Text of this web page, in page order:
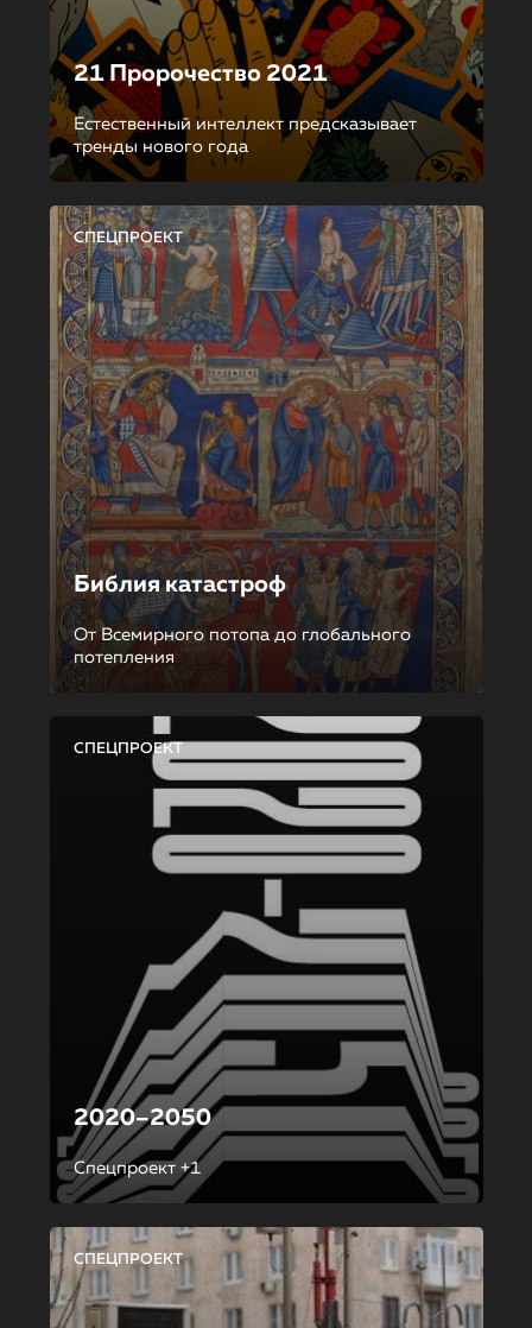
21 Пророчество 2021
Естественный интеллект предсказывает
тренды нового года
СПЕЦПРОЕКТ
Библия катастроф
От Всемирного потопа до глобального
потепления
СПЕЦПРОЕКТ
2020–2050
Спецпроект +1
СПЕЦПРОЕКТ